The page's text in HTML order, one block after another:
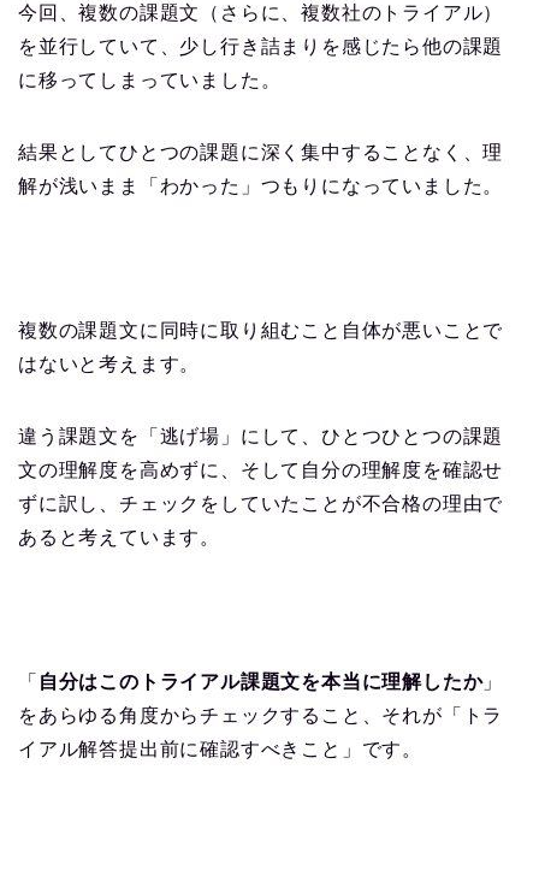
今回、複数の課題文（さらに、複数社のトライアル）
を並行していて、少し行き詰まりを感じたら他の課題
に移ってしまっていました。
結果としてひとつの課題に深く集中することなく、理
解が浅いまま「わかった」つもりになっていました。
複数の課題文に同時に取り組むこと自体が悪いことで
はないと考えます。
違う課題文を「逃げ場」にして、ひとつひとつの課題
文の理解度を高めずに、そして自分の理解度を確認せ
ずに訳し、チェックをしていたことが不合格の理由で
あると考えています。
「 自分はこのトライアル課題文を本当に理解したか」
をあらゆる角度からチェックすること、それが「トラ
イアル解答提出前に確認すべきこと」です。